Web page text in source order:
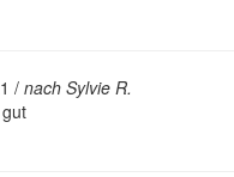
/nach Sylvie R.